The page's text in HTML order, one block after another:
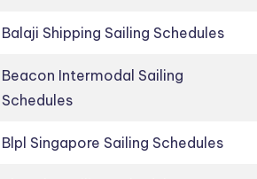
Balaji Shipping Sailing Schedules
Beacon Intermodal Sailing
Schedules
Blpl Singapore Sailing Schedules